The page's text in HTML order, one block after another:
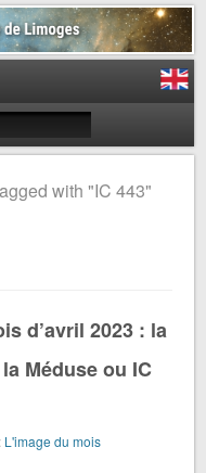
Populaire
with "IC 443"
d’avril 2023 : la
Méduse ou IC
L'image du mois